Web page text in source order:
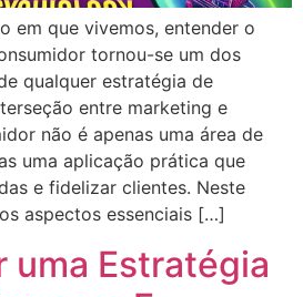
em que vivemos, entender o
tornou-se um dos
qualquer estratégia de
entre marketing e
não é apenas uma área de
uma aplicação prática que
e fidelizar clientes. Neste
aspectos essenciais […]
uma Estratégia